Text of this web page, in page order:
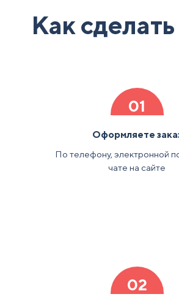
Как сделать
01
Оформляете
По телефону, электронной
чате на сайте
02